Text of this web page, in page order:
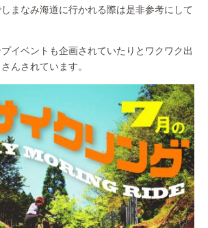
まなみ海道に行かれる際は是非参考にして
プイベントも企画されていたりとワクワク出
んされています。